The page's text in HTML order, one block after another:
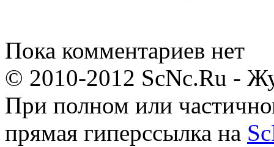
Пока комментариев нет
© 2010-2012 ScNc.Ru -
При полном или
прямая гиперссылка на